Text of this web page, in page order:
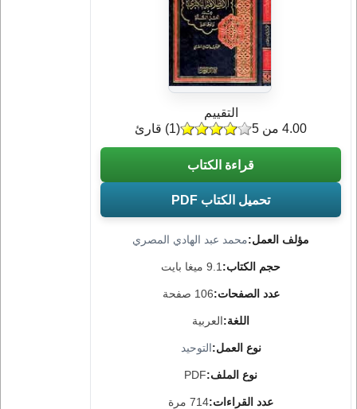
مؤلف العمل:محمد عبد الهادي المصري
حجم الكتاب: 9.1 ميغا بايت
عدد الصفحات:106 صفحة
اللغة:العربية
نوع العمل:التوحيد
نوع الملف:PDF
عدد القراءات:714 مرة
التقييم
(
1) قارئ 4.00 من 5
قراءة الكتاب
تحميل الكتاب PDF